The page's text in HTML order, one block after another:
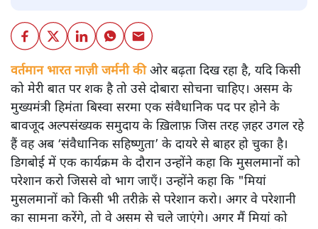
वर्तमान भारत नाज़ी जर्मनी कीओर बढ़ता दिख रहा है, यदि किसी
को मेरी बात पर शक है तो उसे दोबारा सोचना चाहिए। असम के
मुख्यमंत्री हिमंता बिस्वा सरमा एक संवैधानिक पद पर होने के
बावजूद अल्पसंख्यक समुदाय के ख़िलाफ़ जिस तरह ज़हर उगल रहे
हैं वह अब ‘संवैधानिक सहिष्णुता’ के दायरे से बाहर हो चुका है।
डिगबोई में एक कार्यक्रम के दौरान उन्होंने कहा कि मुसलमानों को
परेशान करो जिससे वो भाग जाएँ। उन्होंने कहा कि "मियां
मुसलमानों को किसी भी तरीक़े से परेशान करो। अगर वे परेशानी
का सामना करेंगे, तो वे असम से चले जाएंगे। अगर मैं मियां को